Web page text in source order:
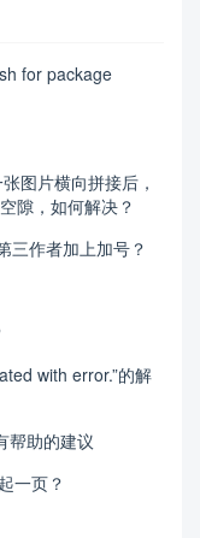
for package
图片横向拼接后，
隙，如何解决？
三作者加上加号？
with error.”的解
帮助的建议
一页？